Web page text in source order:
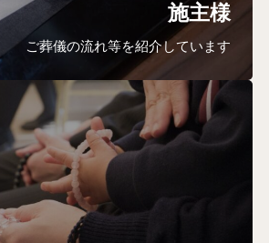
施主様
ご葬儀の流れ等を紹介しています